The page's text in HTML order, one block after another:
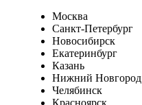
Москва
Санкт-Петербург
Новосибирск
Екатеринбург
Казань
Нижний Новгород
Челябинск
Красноярск